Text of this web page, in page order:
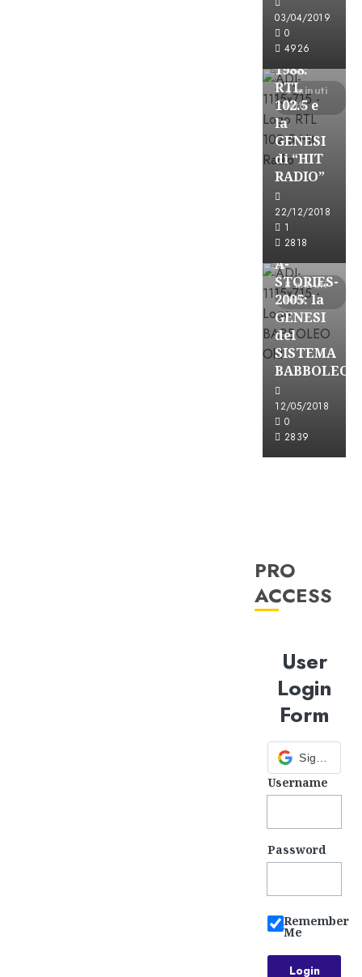
03/04/2019
0
4926
4 minuti
letti
FREE
A-
STORIES-
1988:
RTL
102.5 e
la
GENESI
di “HIT
RADIO”
22/12/2018
1
2818
8 minuti
letti
Formazione
FREE
A-
STORIES-
2005: la
GENESI
del
SISTEMA
BABBOLEO
12/05/2018
0
2839
PRO
ACCESS
User
Login
Form
Username
Password
Remember
Me